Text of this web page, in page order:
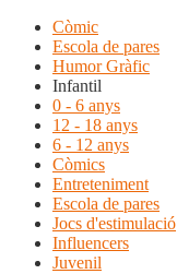
Còmic
Escola de pares
Humor Gràfic
Infantil
0 - 6 anys
12 - 18 anys
6 - 12 anys
Còmics
Entreteniment
Escola de pares
Jocs d'estimulació
Influencers
Juvenil